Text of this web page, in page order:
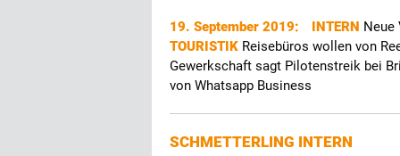
19. September 2019: INTERN Neue
TOURISTIK Reisebüros wollen von
Gewerkschaft sagt Pilotenstreik bei
von Whatsapp Business
SCHMETTERLING INTERN